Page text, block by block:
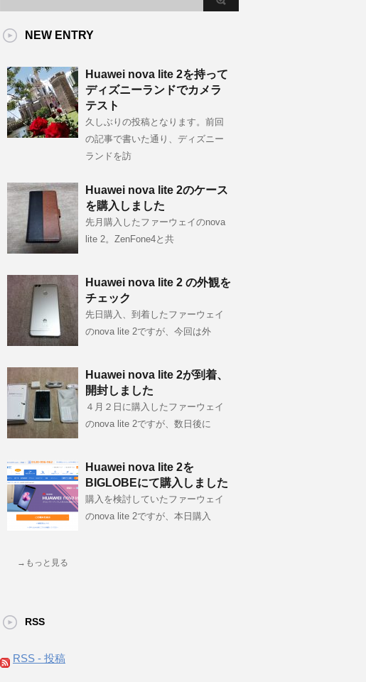
NEW ENTRY
Huawei nova lite 2を持って
ディズニーランドでカメラ
テスト
久しぶりの投稿となります。前回
の記事で書いた通り、ディズニー
ランドを訪
Huawei nova lite 2のケース
を購入しました
先月購入したファーウェイのnova
lite 2。ZenFone4と共
Huawei nova lite 2 の外観を
チェック
先日購入、到着したファーウェイ
のnova lite 2ですが、今回は外
Huawei nova lite 2が到着、
開封しました
４月２日に購入したファーウェイ
のnova lite 2ですが、数日後に
Huawei nova lite 2を
BIGLOBEにて購入しました
購入を検討していたファーウェイ
のnova lite 2ですが、本日購入
→もっと見る
RSS
RSS - 投稿